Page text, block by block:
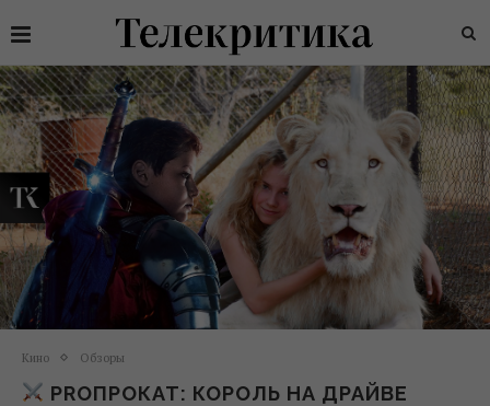
Кино Обзоры
PROПРОКАТ: КОРОЛЬ НА ДРАЙВЕ